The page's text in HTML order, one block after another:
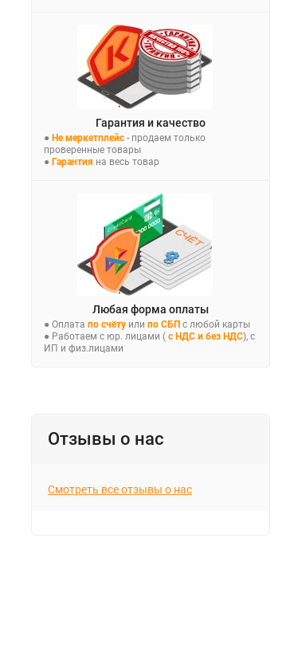
Гарантия и качество
● Не меркетплейс - продаем только
проверенные товары
● Гарантия на весь товар
Любая форма оплаты
● Оплата по счёту или по СБП с любой карты
● Работаем с юр. лицами ( с НДС и без НДС), с
ИП и физ.лицами
Отзывы о нас
Смотреть все отзывы о нас